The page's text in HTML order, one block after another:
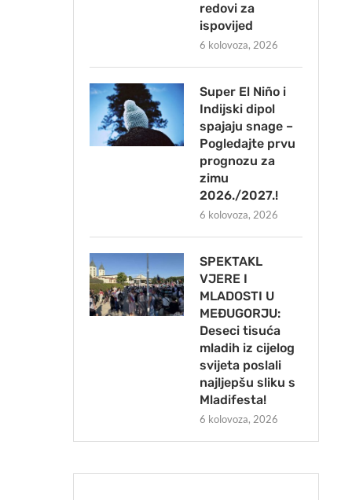
redovi za
ispovijed
6 kolovoza, 2026
Super El Niño i
Indijski dipol
spajaju snage –
Pogledajte prvu
prognozu za
zimu
2026./2027.!
6 kolovoza, 2026
SPEKTAKL
VJERE I
MLADOSTI U
MEĐUGORJU:
Deseci tisuća
mladih iz cijelog
svijeta poslali
najljepšu sliku s
Mladifesta!
6 kolovoza, 2026